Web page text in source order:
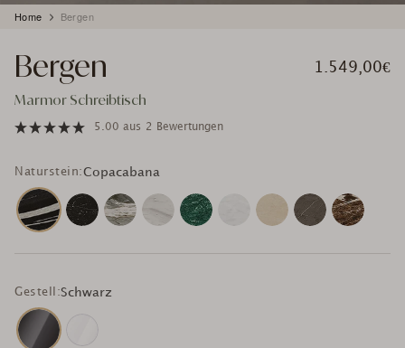
Home Bergen
Bergen
Marmor Schreibtisch
1.549,00€
5.00 aus 2 Bewertungen
Naturstein:Copacabana
Gestell:Schwarz
Produkt
Warenkorb
hinzugefügt